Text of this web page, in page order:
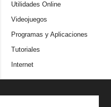
Utilidades Online
Videojuegos
Programas y Aplicaciones
Tutoriales
Internet